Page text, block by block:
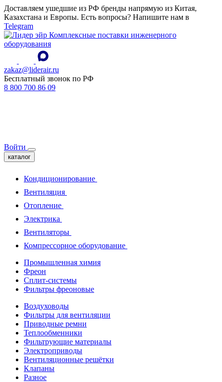
Доставляем ушедшие из РФ бренды напрямую из Китая,
Казахстана и Европы. Есть вопросы? Напишите нам в
Telegram
Комплексные поставки инженерного
оборудования
zakaz@liderair.ru
Бесплатный звонок по РФ
8 800 700 86 09
Войти
каталог
Кондиционирование
Вентиляция
Отопление
Электрика
Вентиляторы
Компрессорное оборудование
Промышленная химия
Фреон
Сплит-системы
Фильтры фреоновые
Воздуховоды
Фильтры для вентиляции
Приводные ремни
Теплообменники
Фильтрующие материалы
Электроприводы
Вентиляционные решётки
Клапаны
Разное